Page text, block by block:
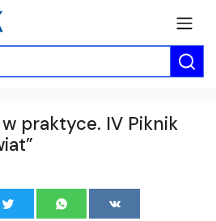
praktyce. IV Piknik